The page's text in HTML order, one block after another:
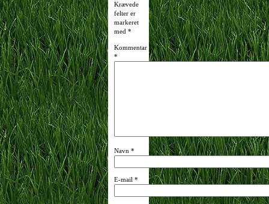
Krævede
felter er
markeret
med *
Kommentar
*
Navn *
E-mail *